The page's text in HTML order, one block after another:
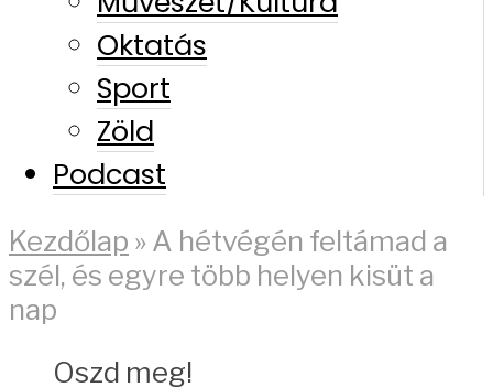
Oktatás
Sport
Zöld
Podcast
Kezdőlap » A hétvégén feltámad a
szél, és egyre több helyen kisüt a
nap
Oszd meg!